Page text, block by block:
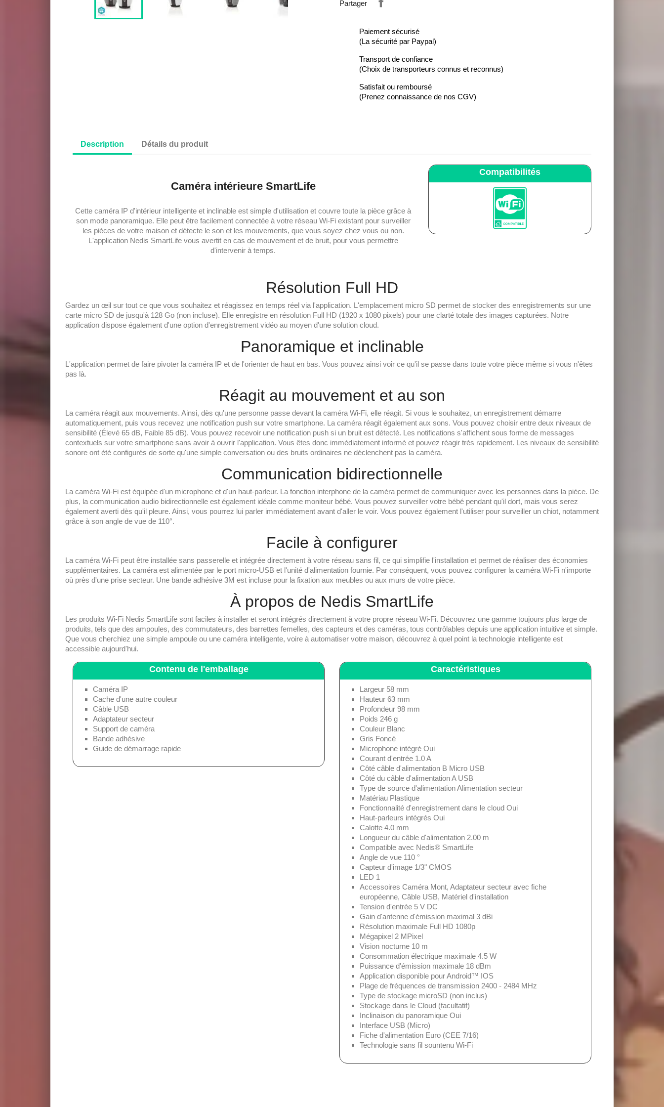
Partager
Paiement sécurisé
(La sécurité par Paypal)
Transport de confiance
(Choix de transporteurs connus et reconnus)
Satisfait ou remboursé
(Prenez connaissance de nos CGV)
Description Détails du produit
Caméra intérieure SmartLife
Cette caméra IP d'intérieur intelligente et inclinable est simple d'utilisation et couvre toute la pièce grâce à
son mode panoramique. Elle peut être facilement connectée à votre réseau Wi-Fi existant pour surveiller
les pièces de votre maison et détecte le son et les mouvements, que vous soyez chez vous ou non.
L'application Nedis SmartLife vous avertit en cas de mouvement et de bruit, pour vous permettre
d'intervenir à temps.
Compatibilités
Résolution Full HD
Gardez un œil sur tout ce que vous souhaitez et réagissez en temps réel via l'application. L'emplacement micro SD permet de stocker des enregistrements sur une
carte micro SD de jusqu'à 128 Go (non incluse). Elle enregistre en résolution Full HD (1920 x 1080 pixels) pour une clarté totale des images capturées. Notre
application dispose également d'une option d'enregistrement vidéo au moyen d'une solution cloud.
Panoramique et inclinable
L'application permet de faire pivoter la caméra IP et de l'orienter de haut en bas. Vous pouvez ainsi voir ce qu'il se passe dans toute votre pièce même si vous n'êtes
pas là.
Réagit au mouvement et au son
La caméra réagit aux mouvements. Ainsi, dès qu'une personne passe devant la caméra Wi-Fi, elle réagit. Si vous le souhaitez, un enregistrement démarre
automatiquement, puis vous recevez une notification push sur votre smartphone. La caméra réagit également aux sons. Vous pouvez choisir entre deux niveaux de
sensibilité (Élevé 65 dB, Faible 85 dB). Vous pouvez recevoir une notification push si un bruit est détecté. Les notifications s'affichent sous forme de messages
contextuels sur votre smartphone sans avoir à ouvrir l'application. Vous êtes donc immédiatement informé et pouvez réagir très rapidement. Les niveaux de sensibilité
sonore ont été configurés de sorte qu'une simple conversation ou des bruits ordinaires ne déclenchent pas la caméra.
Communication bidirectionnelle
La caméra Wi-Fi est équipée d'un microphone et d'un haut-parleur. La fonction interphone de la caméra permet de communiquer avec les personnes dans la pièce. De
plus, la communication audio bidirectionnelle est également idéale comme moniteur bébé. Vous pouvez surveiller votre bébé pendant qu'il dort, mais vous serez
également averti dès qu'il pleure. Ainsi, vous pourrez lui parler immédiatement avant d'aller le voir. Vous pouvez également l'utiliser pour surveiller un chiot, notamment
grâce à son angle de vue de 110°.
Facile à configurer
La caméra Wi-Fi peut être installée sans passerelle et intégrée directement à votre réseau sans fil, ce qui simplifie l'installation et permet de réaliser des économies
supplémentaires. La caméra est alimentée par le port micro-USB et l'unité d'alimentation fournie. Par conséquent, vous pouvez configurer la caméra Wi-Fi n'importe
où près d'une prise secteur. Une bande adhésive 3M est incluse pour la fixation aux meubles ou aux murs de votre pièce.
À propos de Nedis SmartLife
Les produits Wi-Fi Nedis SmartLife sont faciles à installer et seront intégrés directement à votre propre réseau Wi-Fi. Découvrez une gamme toujours plus large de
produits, tels que des ampoules, des commutateurs, des barrettes femelles, des capteurs et des caméras, tous contrôlables depuis une application intuitive et simple.
Que vous cherchiez une simple ampoule ou une caméra intelligente, voire à automatiser votre maison, découvrez à quel point la technologie intelligente est
accessible aujourd'hui.
Contenu de l'emballage
Caméra IP
Cache d'une autre couleur
Câble USB
Adaptateur secteur
Support de caméra
Bande adhésive
Guide de démarrage rapide
Caractéristiques
Largeur 58 mm
Hauteur 63 mm
Profondeur 98 mm
Poids 246 g
Couleur Blanc
Gris Foncé
Microphone intégré Oui
Courant d'entrée 1.0 A
Côté câble d'alimentation B Micro USB
Côté du câble d'alimentation A USB
Type de source d'alimentation Alimentation secteur
Matériau Plastique
Fonctionnalité d'enregistrement dans le cloud Oui
Haut-parleurs intégrés Oui
Calotte 4.0 mm
Longueur du câble d'alimentation 2.00 m
Compatible avec Nedis® SmartLife
Angle de vue 110 °
Capteur d'image 1/3" CMOS
LED 1
Accessoires Caméra Mont, Adaptateur secteur avec fiche
européenne, Câble USB, Matériel d'installation
Tension d'entrée 5 V DC
Gain d'antenne d'émission maximal 3 dBi
Résolution maximale Full HD 1080p
Mégapixel 2 MPixel
Vision nocturne 10 m
Consommation électrique maximale 4.5 W
Puissance d'émission maximale 18 dBm
Application disponible pour Android™ IOS
Plage de fréquences de transmission 2400 - 2484 MHz
Type de stockage microSD (non inclus)
Stockage dans le Cloud (facultatif)
Inclinaison du panoramique Oui
Interface USB (Micro)
Fiche d'alimentation Euro (CEE 7/16)
Technologie sans fil sountenu Wi-Fi